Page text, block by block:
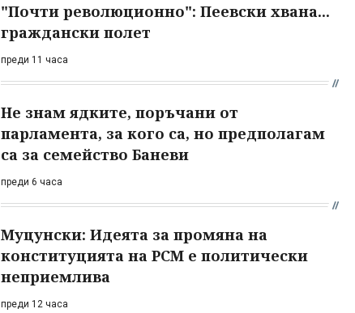
"Почти революционно": Пеевски хвана...
граждански полет
преди 11 часа
Не знам ядките, поръчани от
парламента, за кого са, но предполагам
са за семейство Баневи
преди 6 часа
Муцунски: Идеята за промяна на
конституцията на РСМ е политически
неприемлива
преди 12 часа